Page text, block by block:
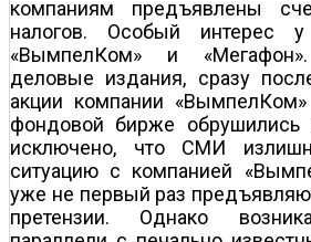
компаниям предъявлены
налогов. Особый интерес
«ВымпелКом» и
деловые издания, сразу
акции компании
фондовой бирже обрушились
исключено, что СМИ
ситуацию с компанией
уже не первый раз
претензии. Однако